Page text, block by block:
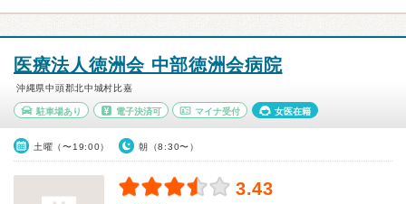
医療法人徳洲会 中部徳洲会病院
沖縄県中頭郡北中城村比嘉
駐車場あり 電子決済可 マイナ受付 女医在籍
土曜（〜19:00） 朝（8:30〜）
3.43